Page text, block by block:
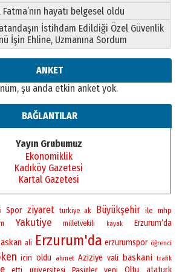
Gökhan YAZICI
Yesevi’den bir Alperen…
idi… Hakka yürüdü.!
2026 Perşembe
adamı Faruk Terzioğlu!
Sekmen’den Erzurum’a
proje daha!
2026 Pazar
hayatı belgesel oldu
İstihdam Edildiği Özel Güvenlik
İşin Ehline, Uzmanına Sordum
ANKET
şu anda etkin anket yok.
BAĞLANTILAR
Yayın Grubumuz
Ekonomiklik
Kadıköy Gazetesi
Kartal Gazetesi
Spor ziyaret turkiye ak Büyükşehir ile mhp
Yakutiye milletvekili kayak Erzurum’da
ali Erzurum'da erzurumspor öğrenci
icin oldu ahmet Aziziye vali baskani trafik
universitesi Pasinler